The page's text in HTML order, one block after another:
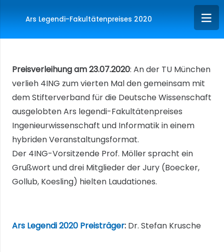
Ars Legendi-Fakultätenpreises 2020
Preisverleihung am 23.07.2020: An der TU München
verlieh 4ING zum vierten Mal den gemeinsam mit
dem Stifterverband für die Deutsche Wissenschaft
ausgelobten Ars legendi-Fakultätenpreises
Ingenieurwissenschaft und Informatik in einem
hybriden Veranstaltungsformat.
Der 4ING-Vorsitzende Prof. Möller spracht ein
Grußwort und drei Mitglieder der Jury (Boecker,
Gollub, Koesling) hielten Laudationes.
Ars Legendi 2020 Preisträger: Dr. Stefan Krusche